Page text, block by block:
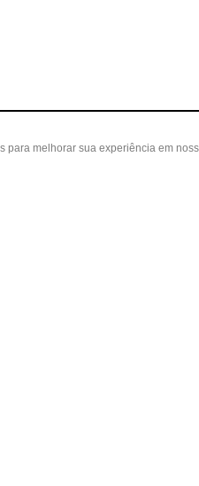
para melhorar sua experiência em